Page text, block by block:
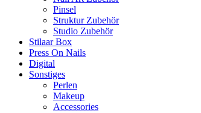
Pinsel
Struktur Zubehör
Studio Zubehör
Stilaar Box
Press On Nails
Digital
Sonstiges
Perlen
Makeup
Accessories